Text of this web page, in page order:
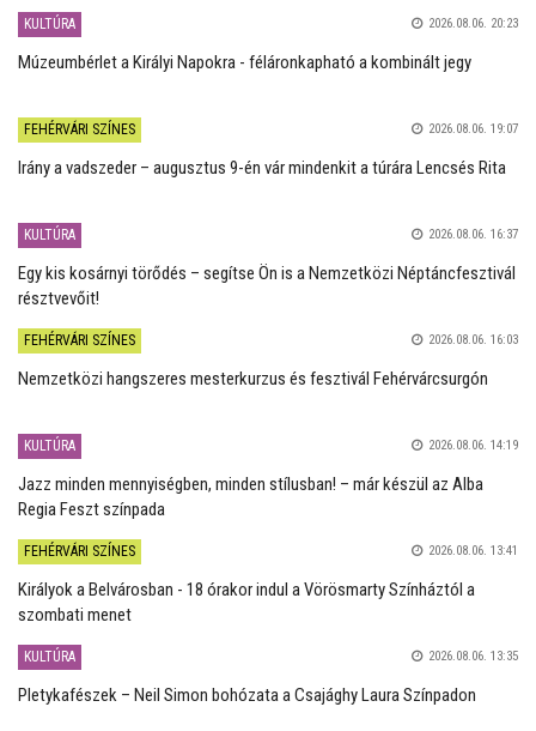
KULTÚRA 2026.08.06. 20:23
Múzeumbérlet a Királyi Napokra - féláronkapható a kombinált jegy
FEHÉRVÁRI SZÍNES 2026.08.06. 19:07
Irány a vadszeder – augusztus 9-én vár mindenkit a túrára Lencsés Rita
KULTÚRA 2026.08.06. 16:37
Egy kis kosárnyi törődés – segítse Ön is a Nemzetközi Néptáncfesztivál
résztvevőit!
FEHÉRVÁRI SZÍNES 2026.08.06. 16:03
Nemzetközi hangszeres mesterkurzus és fesztivál Fehérvárcsurgón
KULTÚRA 2026.08.06. 14:19
Jazz minden mennyiségben, minden stílusban! – már készül az Alba
Regia Feszt színpada
FEHÉRVÁRI SZÍNES 2026.08.06. 13:41
Királyok a Belvárosban - 18 órakor indul a Vörösmarty Színháztól a
szombati menet
KULTÚRA 2026.08.06. 13:35
Pletykafészek – Neil Simon bohózata a Csajághy Laura Színpadon